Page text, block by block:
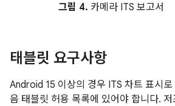
그림 4. 카메라 ITS 보고서
태블릿 요구사항
Android 15 이상의 경우 ITS 차트 표시
음 태블릿 허용 목록에 있어야 합니다. 저